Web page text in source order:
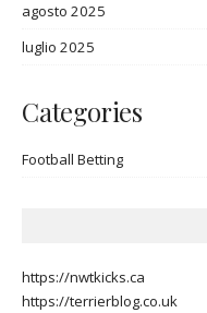
agosto 2025
luglio 2025
Categories
Football Betting
https://nwtkicks.ca
https://terrierblog.co.uk